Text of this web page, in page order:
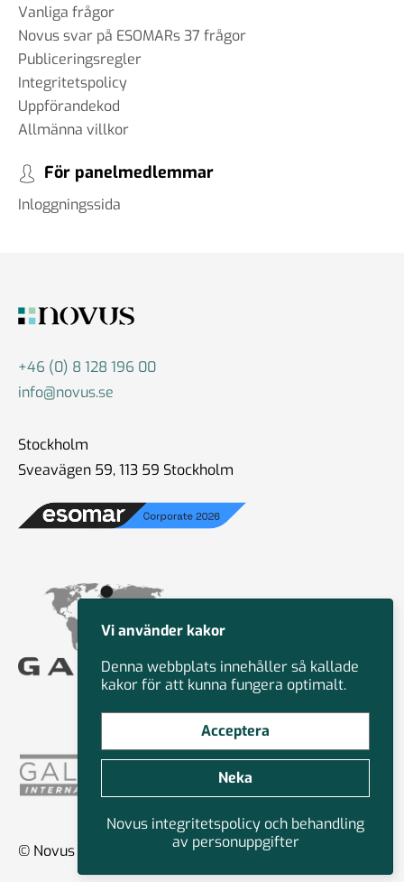
Vanliga frågor
Novus svar på ESOMARs 37 frågor
Publiceringsregler
Integritetspolicy
Uppförandekod
Allmänna villkor
För panelmedlemmar
Inloggningssida
+46 (0) 8 128 196 00
info@novus.se
Stockholm
Sveavägen 59, 113 59 Stockholm
© Novus Group International 2026
Vi använder kakor
Denna webbplats innehåller så kallade
kakor för att kunna fungera optimalt.
Acceptera
Neka
Novus integritetspolicy och behandling
av personuppgifter